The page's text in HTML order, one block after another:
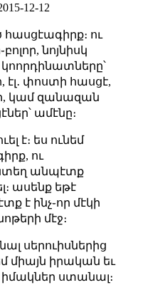
12-12
հասցէագիրք։ ու
նոյնիսկ
փոստի հասցէ,
կամ զանազան
ամէնը։
է։ ես ունեմ
ու
անպէտք
ասենք եթէ
է ինչ֊որ մէկի
մէջ։
սերուիսներից
միայն իրական եւ
ստանալ։